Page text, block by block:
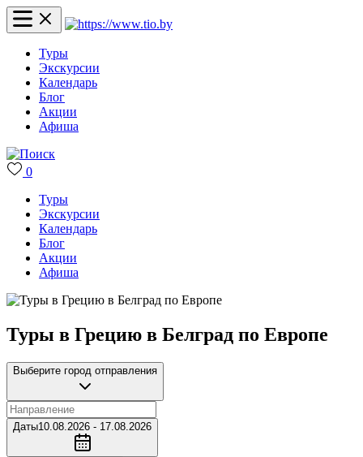
Туры
Экскурсии
Календарь
Блог
Акции
Афиша
0
Туры
Экскурсии
Календарь
Блог
Акции
Афиша
Туры в Грецию в Белград по Европе
Выберите город отправления
Даты10.08.2026 - 17.08.2026